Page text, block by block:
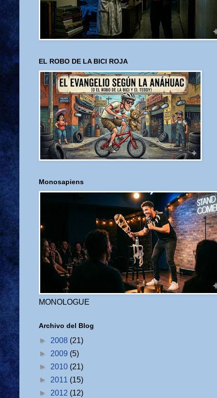
EL ROBO DE LA BICI ROJA
Monosapiens
MONOLOGUE
Archivo del Blog
► 2008 (21)
► 2009 (5)
► 2010 (21)
► 2011 (15)
► 2012 (12)